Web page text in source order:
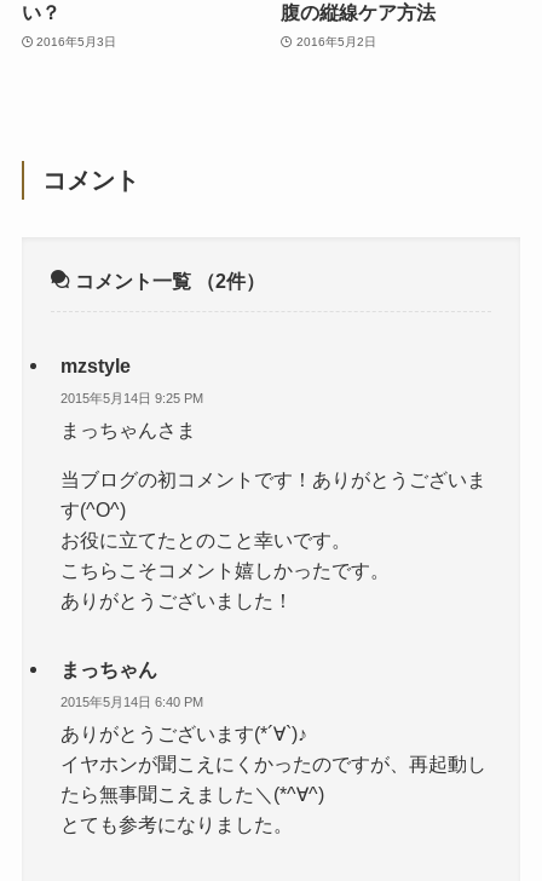
い？
2016年5月3日
腹の縦線ケア方法
2016年5月2日
コメント
コメント一覧 （2件）
mzstyle
2015年5月14日 9:25 PM
まっちゃんさま
当ブログの初コメントです！ありがとうございま
す(^O^)
お役に立てたとのこと幸いです。
こちらこそコメント嬉しかったです。
ありがとうございました！
まっちゃん
2015年5月14日 6:40 PM
ありがとうございます(*´∀`)♪
イヤホンが聞こえにくかったのですが、再起動し
たら無事聞こえました＼(*^∀^)
とても参考になりました。